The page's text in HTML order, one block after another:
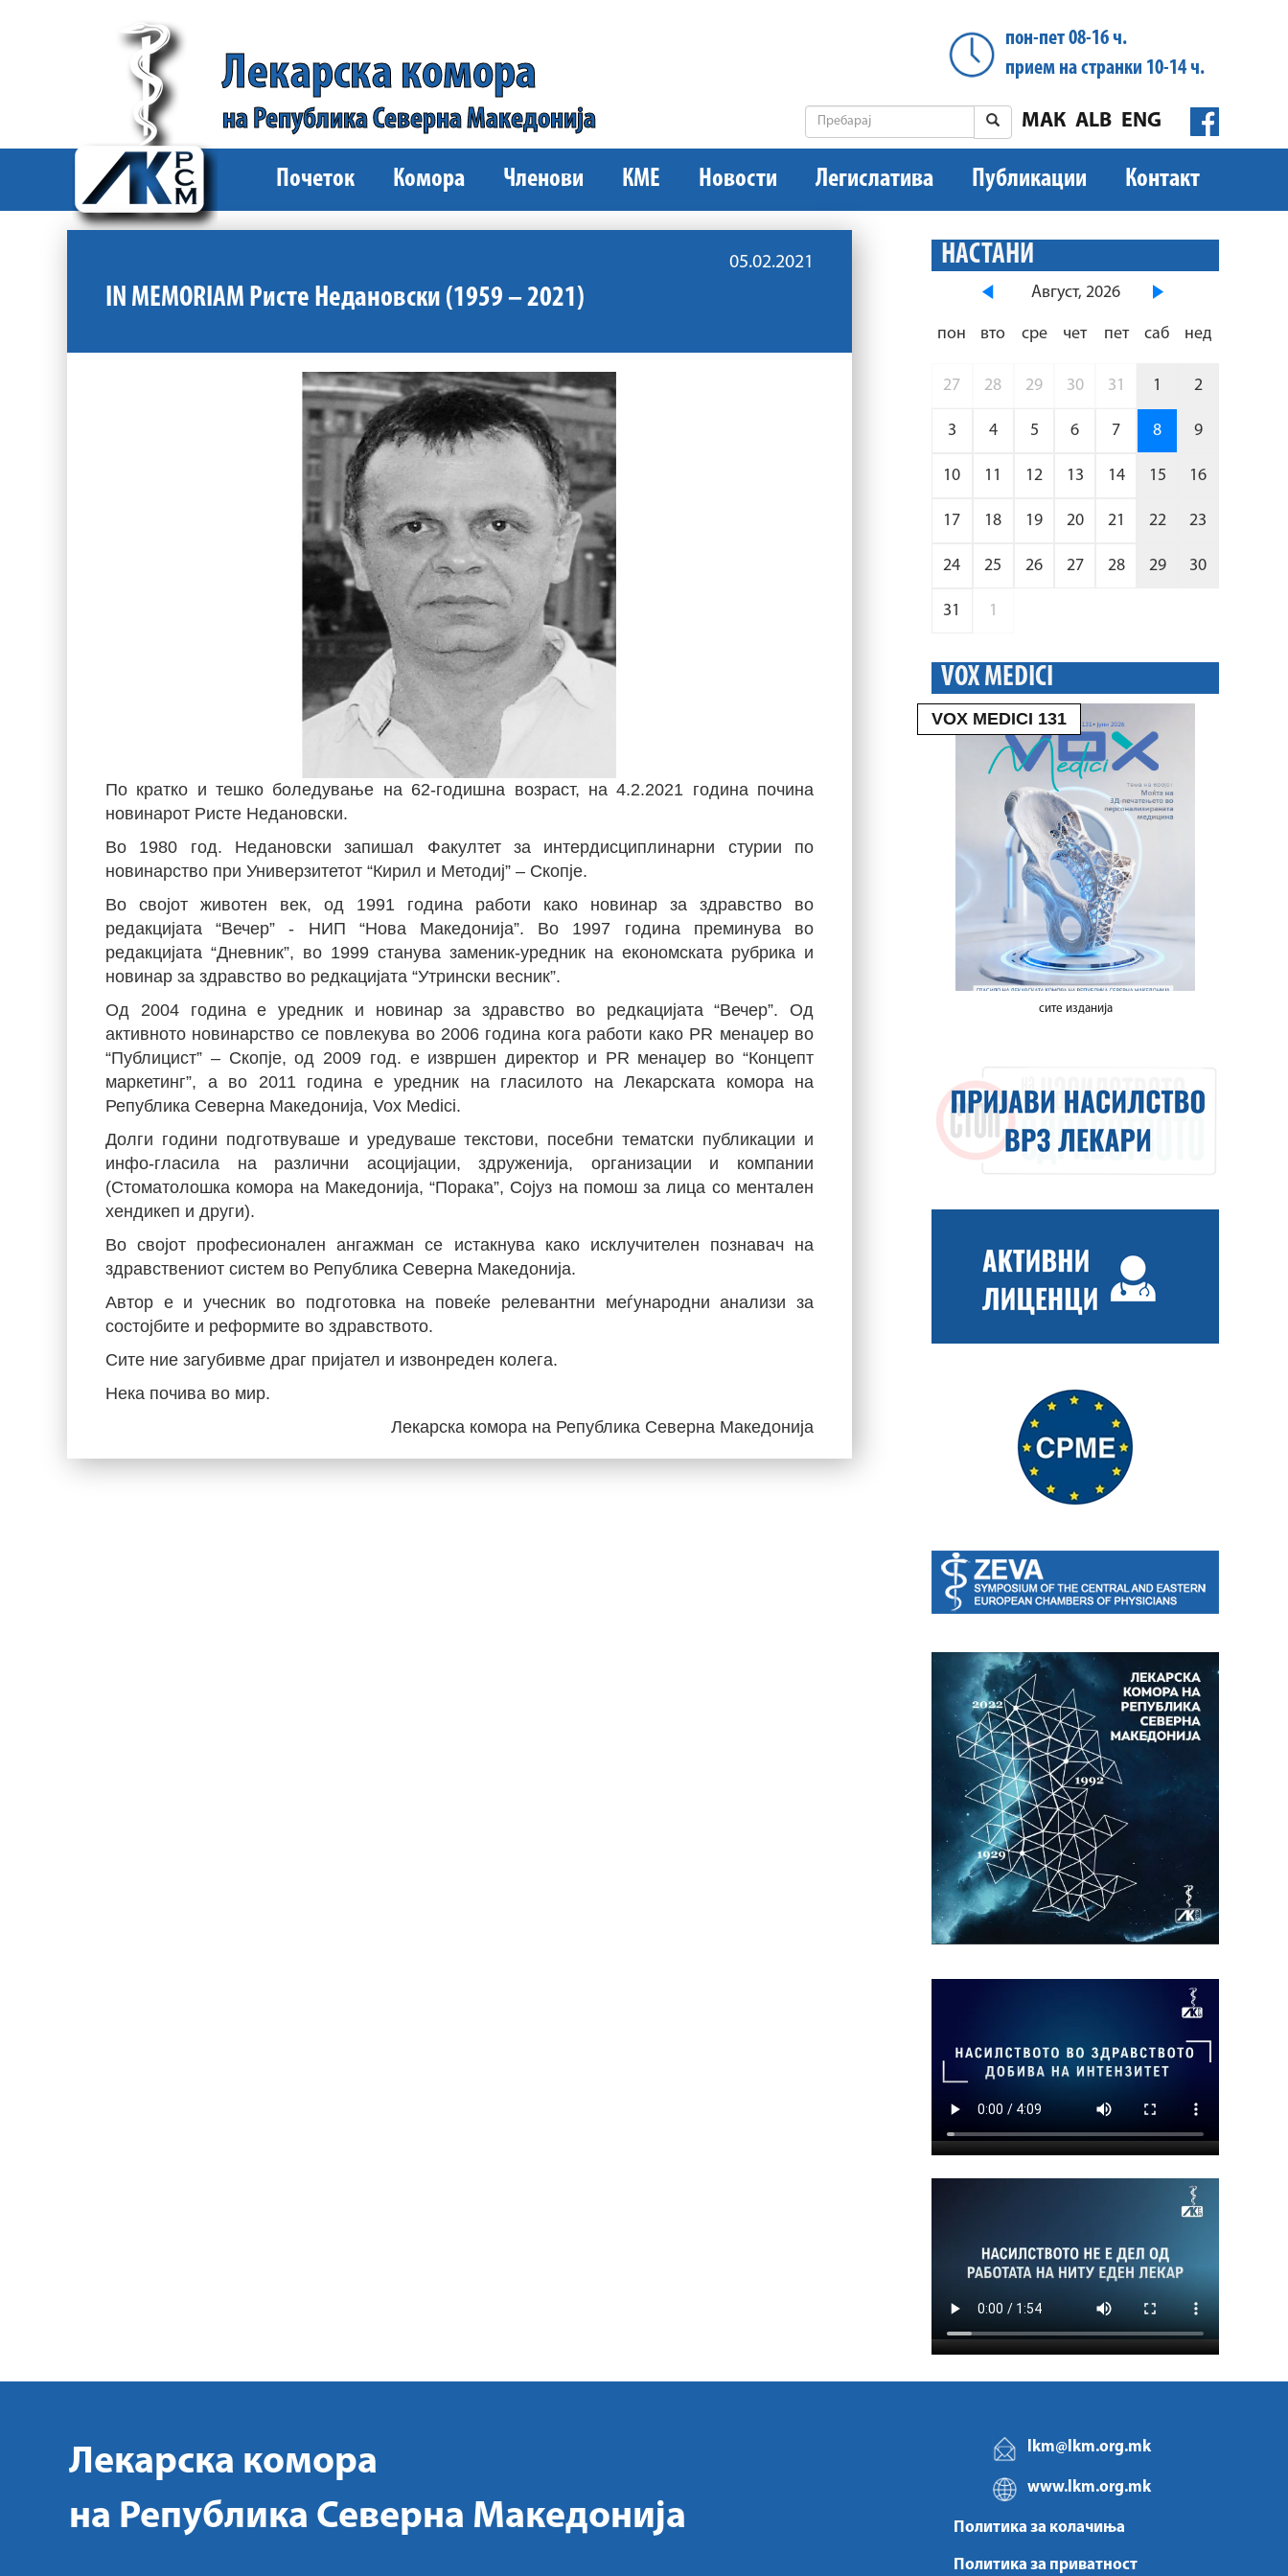
Лекарска комора
на Република Северна Македонија
пон-пет 08-16 ч.
прием на странки 10-14 ч.
ENG
ALB
МАК
Почеток Комора Членови КМЕ Новости Легислатива Публикации Контакт
05.02.2021
IN MEMORIAM Ристе Недановски (1959 – 2021)
По кратко и тешко боледување на 62-годишна возраст, на 4.2.2021 година почина
новинарот Ристе Недановски.
Во 1980 год. Недановски запишал Факултет за интердисциплинарни стурии по
новинарство при Универзитетот “Кирил и Методиј” – Скопје.
Во својот животен век, од 1991 година работи како новинар за здравство во
редакцијата “Вечер” - НИП “Нова Македонија”. Во 1997 година преминува во
редакцијата “Дневник”, во 1999 станува заменик-уредник на економската рубрика и
новинар за здравство во редкацијата “Утрински весник”.
Од 2004 година е уредник и новинар за здравство во редкацијата “Вечер”. Од
активното новинарство се повлекува во 2006 година кога работи како PR менаџер во
“Публицист” – Скопје, од 2009 год. е извршен директор и PR менаџер во “Концепт
маркетинг”, а во 2011 година е уредник на гласилото на Лекарската комора на
Република Северна Македонија, Vox Medici.
Долги години подготвуваше и уредуваше текстови, посебни тематски публикации и
инфо-гласила на различни асоцијации, здруженија, организации и компании
(Стоматолошка комора на Македонија, “Порака”, Сојуз на помош за лица со ментален
хендикеп и други).
Во својот професионален ангажман се истакнува како исклучителен познавач на
здравствениот систем во Република Северна Македонија.
Автор е и учесник во подготовка на повеќе релевантни меѓународни анализи за
состојбите и реформите во здравството.
Сите ние загубивме драг пријател и извонреден колега.
Нека почива во мир.
Лекарска комора на Република Северна Македонија
НАСТАНИ
Август, 2026
пон вто сре чет пет саб нед
27 28 29 30 31 1 2
3 4 5 6 7 8 9
10 11 12 13 14 15 16
17 18 19 20 21 22 23
24 25 26 27 28 29 30
31 1
VOX MEDICI
VOX MEDICI 131
сите изданија
Лекарска комора
на Република Северна Македонија
lkm@lkm.org.mk
www.lkm.org.mk
Политика за колачиња
Политика за приватност